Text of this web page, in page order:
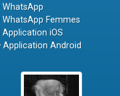
WhatsApp
WhatsApp Femmes
Application iOS
Application Android